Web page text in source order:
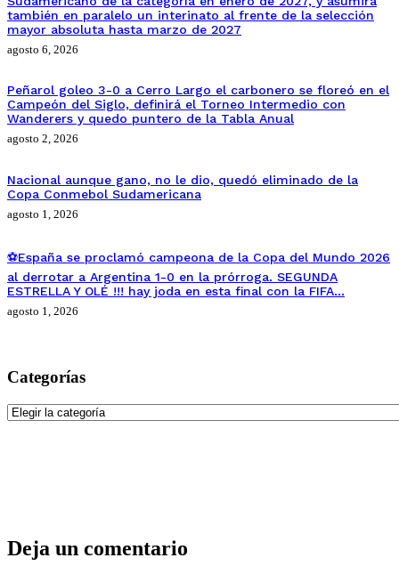
también en paralelo un interinato al frente de la selección
mayor absoluta hasta marzo de 2027
agosto 6, 2026
Peñarol goleo 3-0 a Cerro Largo el carbonero se floreó en el
Campeón del Siglo, definirá el Torneo Intermedio con
Wanderers y quedo puntero de la Tabla Anual
agosto 2, 2026
Nacional aunque gano, no le dio, quedó eliminado de la
Copa Conmebol Sudamericana
agosto 1, 2026
⚽España se proclamó campeona de la Copa del Mundo 2026
al derrotar a Argentina 1-0 en la prórroga. SEGUNDA
ESTRELLA Y OLÉ !!! hay joda en esta final con la FIFA…
agosto 1, 2026
Categorías
Categorías
Deja un comentario